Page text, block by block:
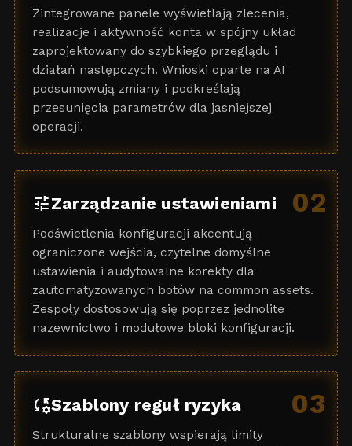
Zintegrowane panele wyświetlają zlecenia,
realizacje i aktywność konta w spójny układ
zaprojektowany do szybkiego przeglądu i
działań następczych. Wnioski oparte na AI
podsumowują zmiany i podkreślają
przesunięcia parametrów dla jasniejszej
operacji.
02
tuneZarządzanie ustawieniami
Podświetlenia konfiguracji akcentują
ograniczone wejścia, czytelne domyślne
ustawienia i audytowalne korekty dla
zautomatyzowanych botów na common assets.
Zespoły dostosowują się poprzez jednolite
nazewnictwo i modułowe bloki konfiguracji.
03
rule_settingsSzablony reguł ryzyka
Strukturalne szablony wspierają limity